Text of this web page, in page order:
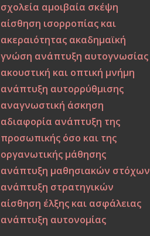
σχολεία αμοιβαία σκέψη
αίσθηση ισορροπίας και
ακεραιότητας ακαδημαϊκή
γνώση ανάπτυξη αυτογνωσίας
ακουστική και οπτική μνήμη
ανάπτυξη αυτορρύθμισης
αναγνωστική άσκηση
αδιαφορία ανάπτυξη της
προσωπικής όσο και της
οργανωτικής μάθησης
ανάπτυξη μαθησιακών στόχων
ανάπτυξη στρατηγικών
αίσθηση έλξης και ασφάλειας
ανάπτυξη αυτονομίας